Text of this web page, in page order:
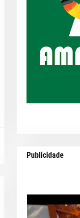
Publicidade